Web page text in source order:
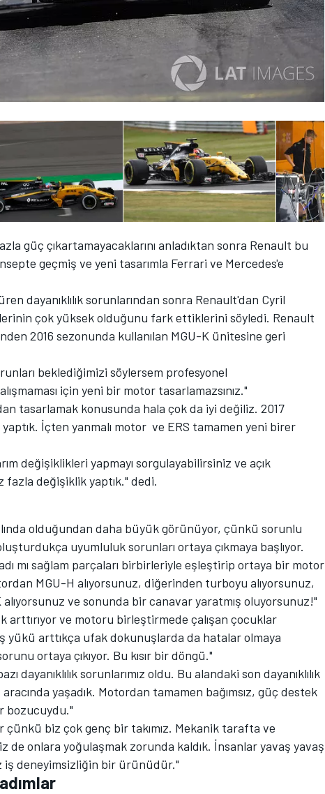
güç çıkartamayacaklarını anladıktan sonra Renault bu
geçmiş ve yeni tasarımla Ferrari ve Mercedes'e
dayanıklılık sorunlarından sonra Renault'dan Cyril
çok yüksek olduğunu fark ettiklerini söyledi. Renault
2016 sezonunda kullanılan MGU-K ünitesine geri
beklediğimizi söylersem profesyonel
için yeni bir motor tasarlamazsınız."
tasarlamak konusunda hala çok da iyi değiliz. 2017
İçten yanmalı motor ve ERS tamamen yeni birer
değişiklikleri yapmayı sorgulayabilirsiniz ve açık
değişiklik yaptık." dedi.
olduğundan daha büyük görünüyor, çünkü sorunlu
uyumluluk sorunları ortaya çıkmaya başlıyor.
mı sağlam parçaları birbirleriyle eşleştirip ortaya bir motor
MGU-H alıyorsunuz, diğerinden turboyu alıyorsunuz,
ve sonunda bir canavar yaratmış oluyorsunuz!"
arttırıyor ve motoru birleştirmede çalışan çocuklar
yükü arttıkça ufak dokunuşlarda da hatalar olmaya
ortaya çıkıyor. Bu kısır bir döngü."
dayanıklılık sorunlarımız oldu. Bu alandaki son dayanıklılık
yaşadık. Motordan tamamen bağımsız, güç destek
bozucuydu."
çünkü biz çok genç bir takımız. Mekanik tarafta ve
de onlara yoğulaşmak zorunda kaldık. İnsanlar yavaş yavaş
iş deneyimsizliğin bir ürünüdür."